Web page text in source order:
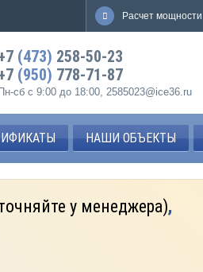
Расчет мощности
(473) 258-50-23
(950) 778-71-87
Пн-сб с 9:00 до 18:00, 2585023@ice36.ru
НАШИ ОБЪЕКТЫ
у менеджера),